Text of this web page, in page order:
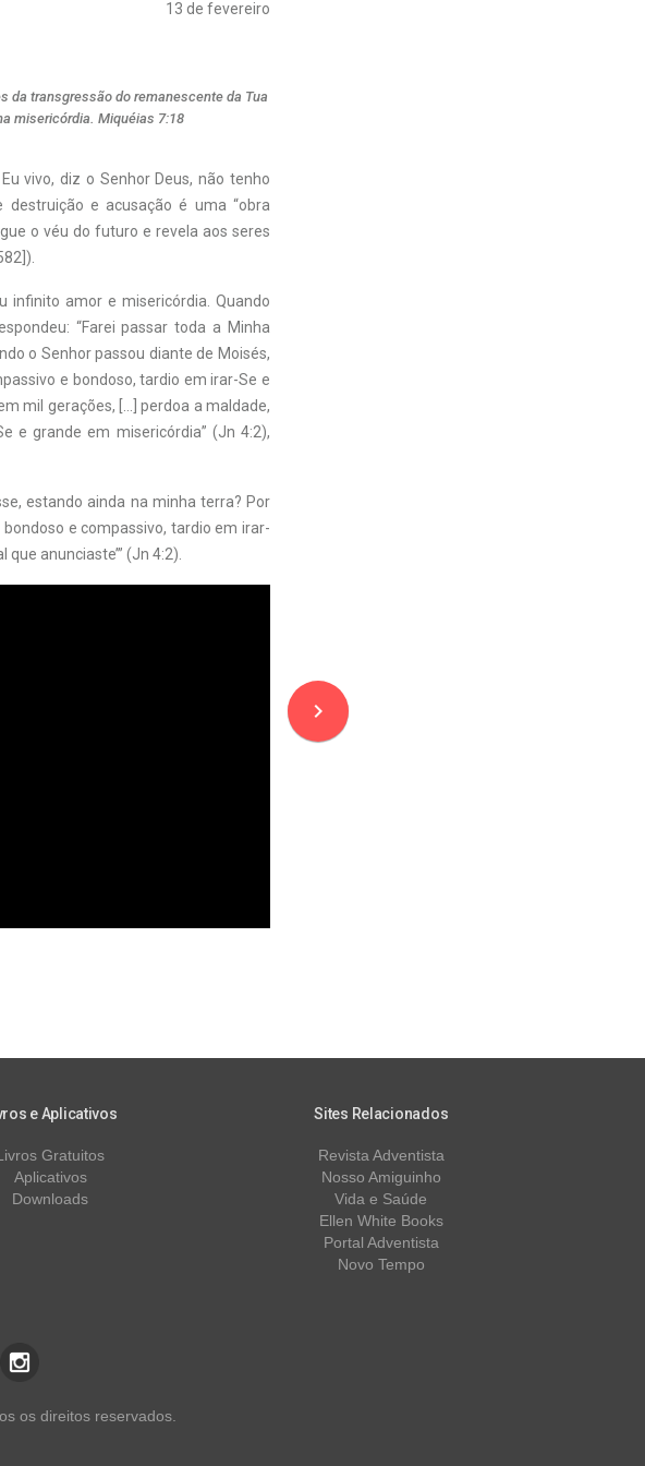
13 de fevereiro
da transgressão do remanescente da Tua
misericórdia. Miquéias 7:18
vivo, diz o Senhor Deus, não tenho
e acusação é uma “obra
o véu do futuro e revela aos seres
infinito amor e misericórdia. Quando
“Farei passar toda a Minha
o Senhor passou diante de Moisés,
e bondoso, tardio em irar-Se e
mil gerações, […] perdoa a maldade,
e grande em misericórdia” (Jn 4:2),
estando ainda na minha terra? Por
e compassivo, tardio em irar-
anunciaste’” (Jn 4:2).
navigate_next
e Aplicativos
Gratuitos
Aplicativos
Downloads
Sites Relacionados
Revista Adventista
Nosso Amiguinho
Vida e Saúde
Ellen White Books
Portal Adventista
Novo Tempo
os direitos reservados.